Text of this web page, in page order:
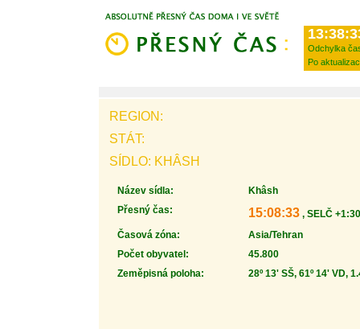
Odchylka
Po
REGION:
STÁT:
SÍDLO: KHÂSH
Název sídla:
Khâsh
Přesný čas:
15:08:33 , SELČ
Časová zóna:
Asia/Tehran
Počet obyvatel:
45.800
Zeměpisná poloha:
28º 13' SŠ, 61º 14' VD,